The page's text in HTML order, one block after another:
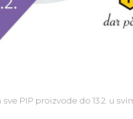
PIP proizvode do 13.2. u